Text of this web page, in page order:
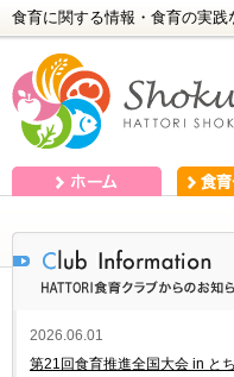
食育に関する情報・食育の実践
2026.06.01
第21回食育推進全国大会 in と